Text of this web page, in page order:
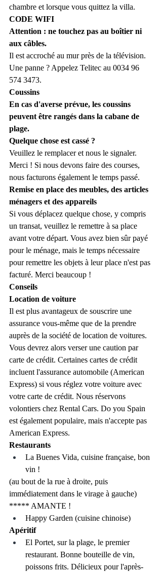
chambre et lorsque vous quittez la villa.
CODE WIFI
Attention : ne touchez pas au boîtier ni
aux câbles.
Il est accroché au mur près de la télévision.
Une panne ? Appelez Telitec au 0034 96
574 3473.
Coussins
En cas d'averse prévue, les coussins
peuvent être rangés dans la cabane de
plage.
Quelque chose est cassé ?
Veuillez le remplacer et nous le signaler.
Merci ! Si nous devons faire des courses,
nous facturons également le temps passé.
Remise en place des meubles, des articles
ménagers et des appareils
Si vous déplacez quelque chose, y compris
un transat, veuillez le remettre à sa place
avant votre départ. Vous avez bien sûr payé
pour le ménage, mais le temps nécessaire
pour remettre les objets à leur place n'est pas
facturé. Merci beaucoup !
Conseils
Location de voiture
Il est plus avantageux de souscrire une
assurance vous-même que de la prendre
auprès de la société de location de voitures.
Vous devrez alors verser une caution par
carte de crédit. Certaines cartes de crédit
incluent l'assurance automobile (American
Express) si vous réglez votre voiture avec
votre carte de crédit. Nous réservons
volontiers chez Rental Cars. Do you Spain
est également populaire, mais n'accepte pas
American Express.
Restaurants
La Buenes Vida, cuisine française, bon
vin !
(au bout de la rue à droite, puis
immédiatement dans le virage à gauche)
***** AMANTE !
Happy Garden (cuisine chinoise)
Apéritif
El Portet, sur la plage, le premier
restaurant. Bonne bouteille de vin,
poissons frits. Délicieux pour l'après-